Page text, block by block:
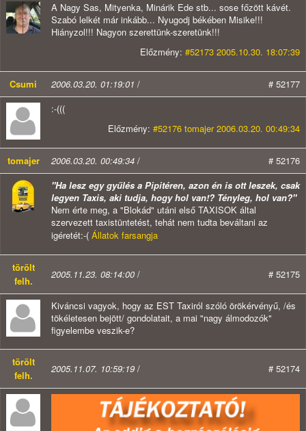
A Nagy Sas, Mityenka, Minárik Ede stb... sose főzött kávét.
Szabó lelkét már inkább... Nyugodj békében Misike!!!
Hiányzol!!! Nagyon szerettünk-szeretünk!!!
Előzmény: #52173 2005.10.30. 18:07:39
Csumi 2006.03.20. 01:19:01 /
# 52177
:-(((
Előzmény: #52176 tomajer 2006.03.20. 00:49:34
tomajer 2006.03.20. 00:49:34 /
# 52176
"Ha lesz egy gyűlés a Pipitéren, azon én is ott leszek, csak
legyen Taxis, aki tudja, hogy hol van!? Tényleg, hol van?"
Nem érte meg, a "Blokád" utáni első TAXISOK által
szervezett taxistüntetést, tehát nem tudta beváltani az
igéretét:-( Állatok farsangja
törölt
felh.
2005.11.23. 08:14:00 / # 52175
Kiváncsi vagyok, hogy az EST Taxiról szóló örökérvényű, /és
tökéletesen bejött/ gondolatait, a mai "nagy álmodozók"
figyelembe veszik-e?
törölt
felh.
2005.11.07. 10:59:19 / # 52174